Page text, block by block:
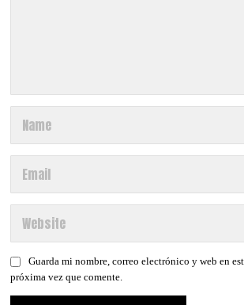
Guarda mi nombre, correo electrónico y web en
próxima vez que comente.